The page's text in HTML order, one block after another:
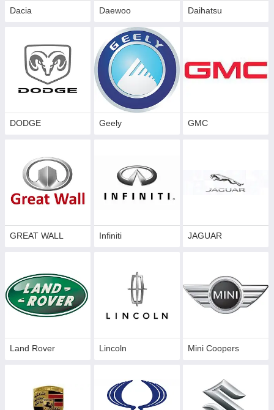
Dacia Daewoo Daihatsu
DODGE Geely GMC
GREAT WALL Infiniti JAGUAR
Land Rover Lincoln Mini Coopers